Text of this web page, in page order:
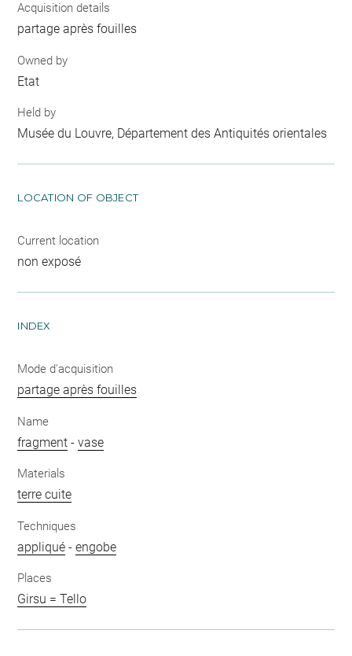
Acquisition details
partage après fouilles
Owned by
Etat
Held by
Musée du Louvre, Département des Antiquités orientales
LOCATION OF OBJECT
Current location
non exposé
INDEX
Mode d'acquisition
partage après fouilles
Name
fragment -vase
Materials
terre cuite
Techniques
appliqué -engobe
Places
Girsu = Tello